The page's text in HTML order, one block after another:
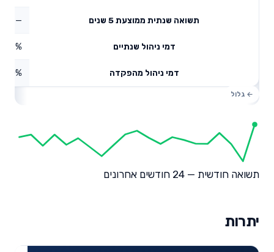
תשואה שנתית ממוצעת 5 שנים —
דמי ניהול שנתיים
דמי ניהול מהפקדה 0%
תשואה חודשית — 24 חודשים אחרונים
יתרות